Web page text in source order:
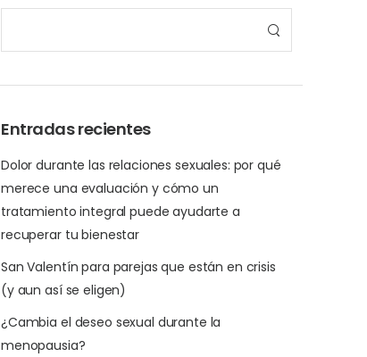
Entradas recientes
Dolor durante las relaciones sexuales: por qué
merece una evaluación y cómo un
tratamiento integral puede ayudarte a
recuperar tu bienestar
San Valentín para parejas que están en crisis
(y aun así se eligen)
¿Cambia el deseo sexual durante la
menopausia?